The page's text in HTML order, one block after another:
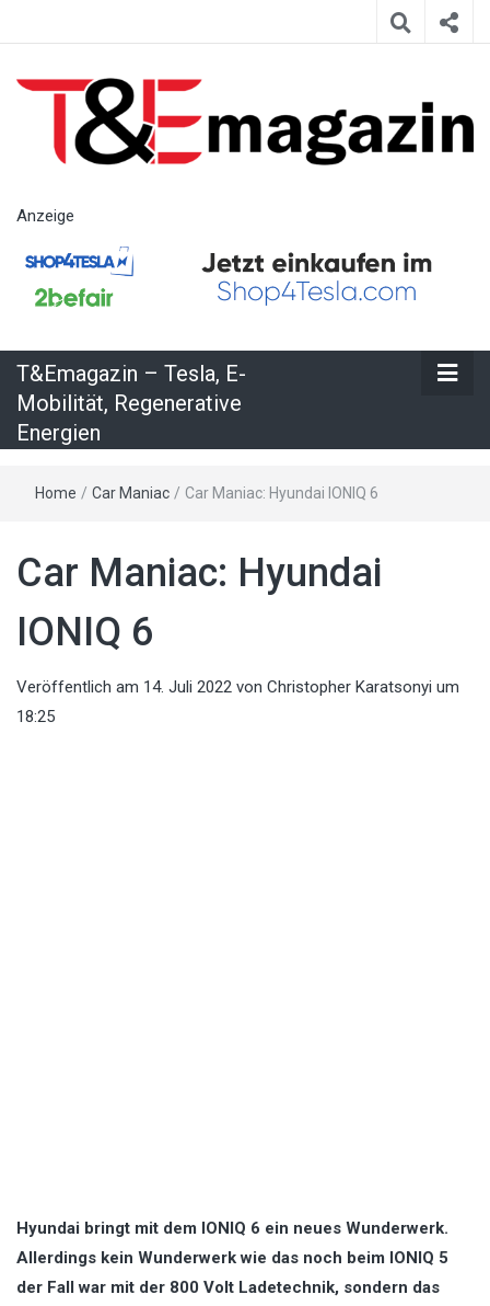
– Tesla, E-
Regenerative
Energien
Anzeige
T&Emagazin – Tesla, E-
Mobilität, Regenerative
Energien
Home / Car Maniac / Car Maniac: Hyundai IONIQ 6
Car Maniac: Hyundai
IONIQ 6
Veröffentlich am 14. Juli 2022 von Christopher Karatsonyi um
18:25
Hyundai bringt mit dem IONIQ 6 ein neues Wunderwerk.
Allerdings kein Wunderwerk wie das noch beim IONIQ 5
der Fall war mit der 800 Volt Ladetechnik, sondern das